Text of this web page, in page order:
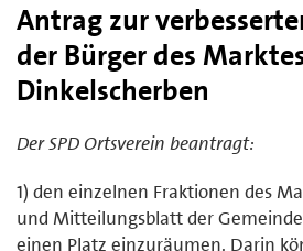
Antrag zur
der Bürger des
Dinkelscherben
Der SPD Ortsverein beantragt:
1) den einzelnen Fraktionen des
und Mitteilungsblatt der
einen Platz einzuräumen. Darin